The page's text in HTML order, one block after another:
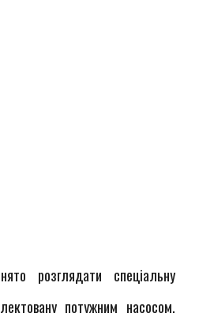
розглядати спеціальну
потужним насосом.